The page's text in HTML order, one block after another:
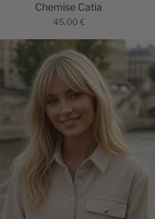
Chemise Catia
45,00 €